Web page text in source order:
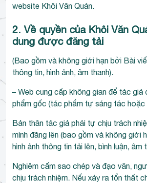
website Khôi Văn Quán.
2. Về quyền của Khôi Văn
dung được đăng tải
(Bao gồm và không giới hạn bởi Bài
thông tin, hình ảnh, âm thanh).
– Web cung cấp không gian để tác giả
phẩm gốc (tác phẩm tự sáng tác hoặc
Bản thân tác giả phải tự chịu trách
mình đăng lên (bao gồm và không giới
hình ảnh thông tin tải lên, bình luận, âm
Nghiêm cấm sao chép và đạo văn,
chịu trách nhiệm. Nếu xảy ra tổn thất